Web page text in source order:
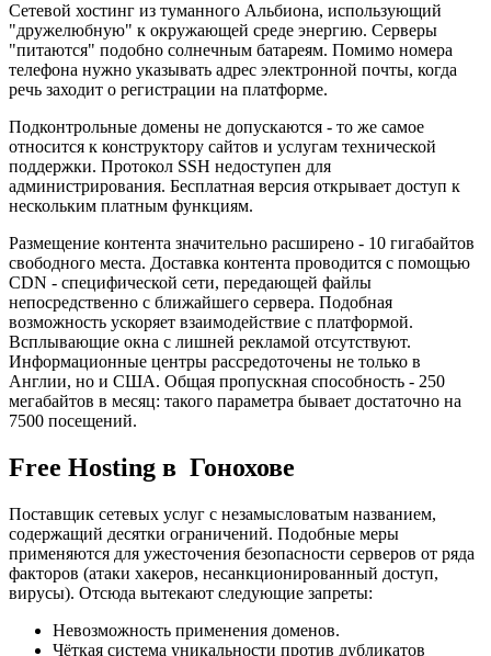
Сетевой хостинг из туманного Альбиона, использующий
"дружелюбную" к окружающей среде энергию. Серверы
"питаются" подобно солнечным батареям. Помимо номера
телефона нужно указывать адрес электронной почты, когда
речь заходит о регистрации на платформе.
Подконтрольные домены не допускаются - то же самое
относится к конструктору сайтов и услугам технической
поддержки. Протокол SSH недоступен для
администрирования. Бесплатная версия открывает доступ к
нескольким платным функциям.
Размещение контента значительно расширено - 10 гигабайтов
свободного места. Доставка контента проводится с помощью
CDN - специфической сети, передающей файлы
непосредственно с ближайшего сервера. Подобная
возможность ускоряет взаимодействие с платформой.
Всплывающие окна с лишней рекламой отсутствуют.
Информационные центры рассредоточены не только в
Англии, но и США. Общая пропускная способность - 250
мегабайтов в месяц: такого параметра бывает достаточно на
7500 посещений.
Free Hosting в Гонохове
Поставщик сетевых услуг с незамысловатым названием,
содержащий десятки ограничений. Подобные меры
применяются для ужесточения безопасности серверов от ряда
факторов (атаки хакеров, несанкционированный доступ,
вирусы). Отсюда вытекают следующие запреты:
Невозможность применения доменов.
Чёткая система уникальности против дубликатов